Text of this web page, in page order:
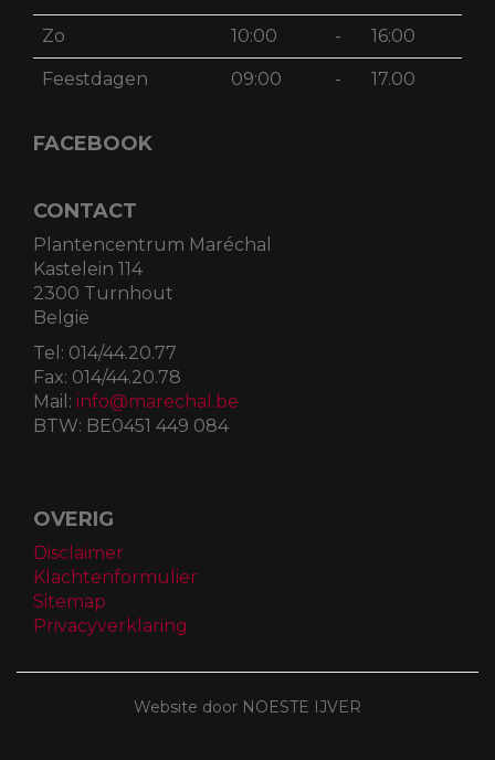
Zo 10:00 - 16:00
Feestdagen 09:00 - 17.00
FACEBOOK
CONTACT
Plantencentrum Maréchal
Kastelein 114
2300 Turnhout
België
Tel: 014/44.20.77
Fax: 014/44.20.78
Mail: info@marechal.be
BTW: BE0451 449 084
OVERIG
Disclaimer
Klachtenformulier
Sitemap
Privacyverklaring
Website door NOESTE IJVER